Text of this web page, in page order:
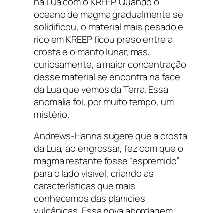
oceano de magma gradualmente se
solidificou, o material mais pesado e
rico em KREEP ficou preso entre a
crosta e o manto lunar, mas,
curiosamente, a maior concentração
desse material se encontra na face
da Lua que vemos da Terra. Essa
anomalia foi, por muito tempo, um
mistério.
Andrews-Hanna sugere que a crosta
da Lua, ao engrossar, fez com que o
magma restante fosse “espremido”
para o lado visível, criando as
características que mais
conhecemos das planícies